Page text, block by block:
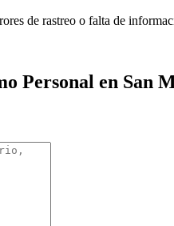
de rastreo o falta de
Personal en San